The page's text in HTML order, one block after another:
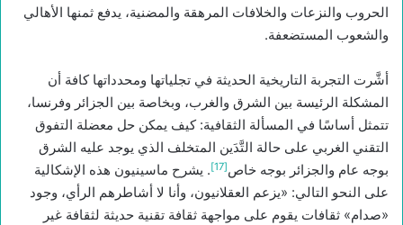
الحروب والنزعات والخلافات المرهقة والمضنية، يدفع ثمنها الأهالي
والشعوب المستضعفة.
أشَّرت التجربة التاريخية الحديثة في تجلياتها ومحدداتها كافة أن
المشكلة الرئيسة بين الشرق والغرب، وبخاصة بين الجزائر وفرنسا،
تتمثل أساسًا في المسألة الثقافية: كيف يمكن حل معضلة التفوق
التقني الغربي على حالة التَّدَين المتخلف الذي يوجد عليه الشرق
بوجه عام والجزائر بوجه خاص[17]
. يشرح ماسينيون هذه الإشكالية
على النحو التالي: «يزعم العقلانيون، وأنا لا أشاطرهم الرأي، وجود
«صدام» ثقافات يقوم على مواجهة ثقافة تقنية حديثة لثقافة غير